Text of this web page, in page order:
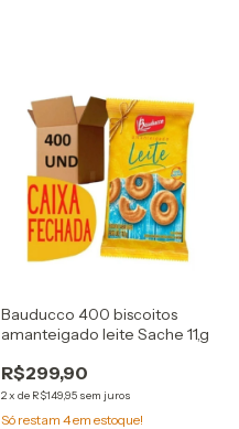
Bauducco 400 biscoitos
amanteigado leite Sache 11,g
R$299,90
2x de R$149,95 sem juros
Só restam 4em estoque!